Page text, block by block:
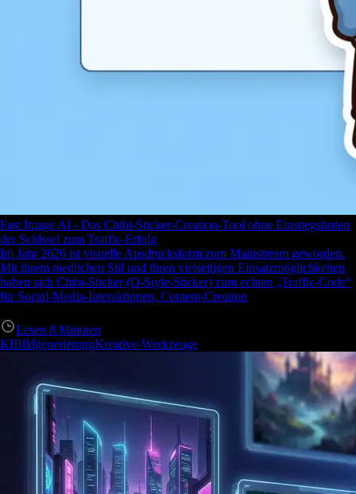
Fast Image AI - Das Chibi-Sticker-Creation-Tool ohne Einstiegshrden
der Schlssel zum Traffic-Erfolg
Im Jahr 2026 ist visuelle Ausdrucksform zum Mainstream geworden.
Mit ihrem niedlichen Stil und ihren vielseitigen Einsatzmöglichkeiten
haben sich Chibi-Sticker (Q-Style-Sticker) zum echten „Traffic-Code“
für Social-Media-Interaktionen, Content-Creation
Lesen 8 Minuten
KIBildgenerierungKreative-Werkzeuge